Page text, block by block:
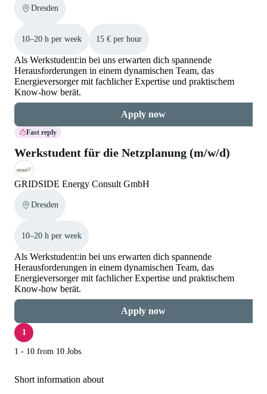
Dresden
10–20 h per week 15 € per hour
Als Werkstudent:in bei uns erwarten dich spannende
Herausforderungen in einem dynamischen Team, das
Energieversorger mit fachlicher Expertise und praktischem
Know-how berät.
Apply now
Fast reply
Werkstudent für die Netzplanung (m/w/d)
GRIDSIDE Energy Consult GmbH
Dresden
10–20 h per week
Als Werkstudent:in bei uns erwarten dich spannende
Herausforderungen in einem dynamischen Team, das
Energieversorger mit fachlicher Expertise und praktischem
Know-how berät.
Apply now
1
1 - 10 from 10 Jobs.
Short information about